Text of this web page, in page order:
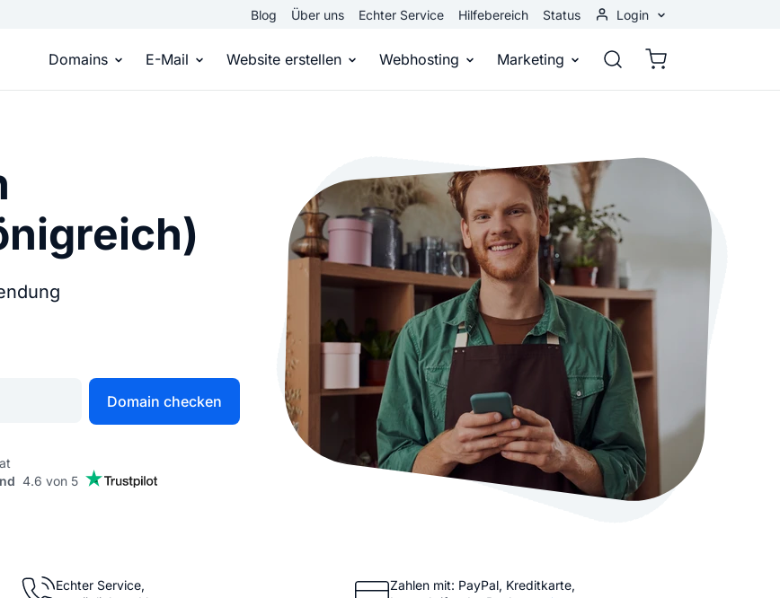
Blog Über uns Echter Service Hilfebereich Status Login
Kundenbereich
Webmail
Domains
Top Level Domains
Über 950 Domain-Endungen aus aller Welt
Einfach & schnell beim Domain-Profi
KI Domain Generator
Erstelle schnell gute Domains
.at Domain .mobile Domain
E-Mail
E-Mail-Hosting
Zugriff auf E-Mails immer und überall
Website erstellen
Homepage Baukasten
Eigene Homepage ohne Programmierkenntnisse
Online-Shop erstellen
Bringe dein Unternehmen noch heute online
Website erstellen lassen Sehr beliebt
Unser Website-Service erstellt Ihre Website
Webhosting
Domains, E-Mails und Datenbanken
Rankingcoach
Schnell und einfach an die Spitze bei Google
Premium Services
Individuelle technische Unterstützung
Marketing
Bessere Platzierung in
Google Anzeigen
Sofort sichtbar bei Google
Banner-Werbung
Deine Anzeigen auf anderen
Social Media Marketing
Mehr Kunden über Instagram &
Online Complete
Domain checken
4.6 von 5
Echter Service,
Zahlen mit: PayPal, Kreditkarte,